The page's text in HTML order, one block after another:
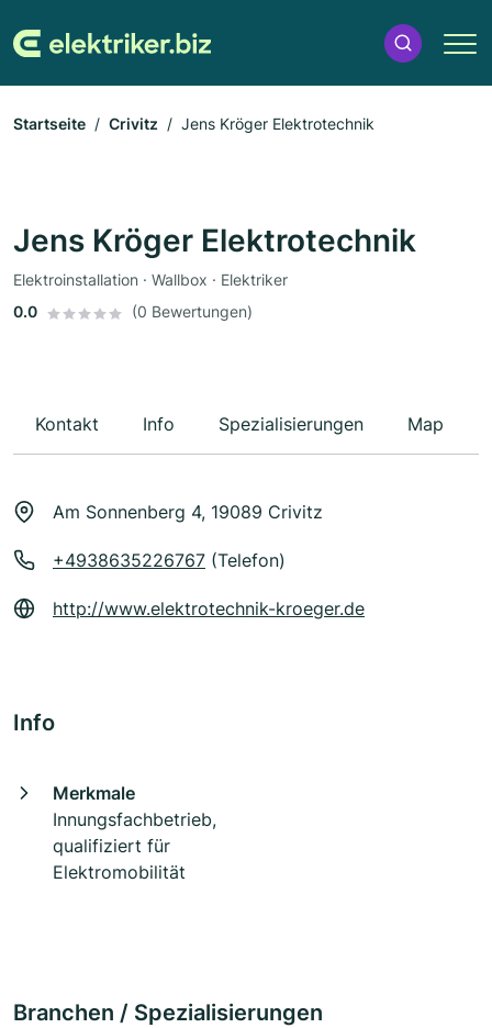
Startseite Crivitz Jens Kröger Elektrotechnik
Jens Kröger Elektrotechnik
Elektroinstallation · Wallbox · Elektriker
0.0
(0 Bewertungen)
Kontakt Info Spezialisierungen Map
Am Sonnenberg 4, 19089 Crivitz
+4938635226767 (Telefon)
http://www.elektrotechnik-kroeger.de
Info
Merkmale
Innungsfachbetrieb,
qualifiziert für
Elektromobilität
Branchen / Spezialisierungen